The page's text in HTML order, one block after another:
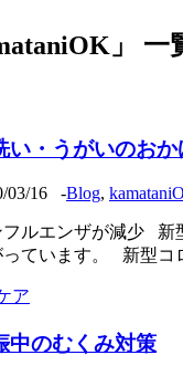
」 一
い・うがいのお
03/16 -Blog,
フルエンザが減少 新
っています。 新型コ
中のむくみ対策